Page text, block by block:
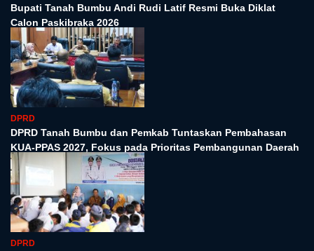
Bupati Tanah Bumbu Andi Rudi Latif Resmi Buka Diklat
Calon Paskibraka 2026
DPRD
DPRD Tanah Bumbu dan Pemkab Tuntaskan Pembahasan
KUA-PPAS 2027, Fokus pada Prioritas Pembangunan Daerah
DPRD